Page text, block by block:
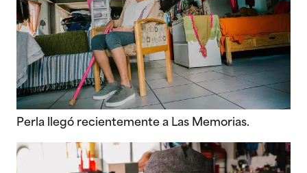
Perla llegó recientemente a Las Memorias.